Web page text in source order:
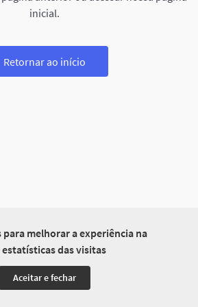
melhorar a experiência na
das visitas
Aceitar e fechar
inicial.
Retornar ao início